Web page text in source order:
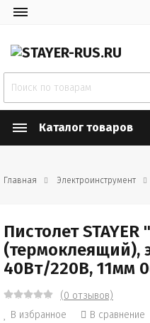
Каталог товаров
Главная Электроинструмент
Пистолет
(термоклеящий),
40Вт/220В, 11мм
(0 отзывов)
В избранное
В сравнение